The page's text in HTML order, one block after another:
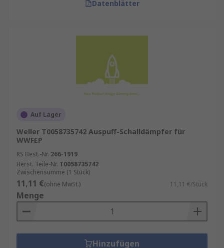
Datenblätter
Auf Lager
Weller T0058735742 Auspuff-Schalldämpfer für
WWFEP
RS Best.-Nr. 266-1919
Herst. Teile-Nr. T0058735742
Zwischensumme (1 Stück)
11,11 €(ohne MwSt.) 11,11 €/Stück
Menge
Hinzufügen